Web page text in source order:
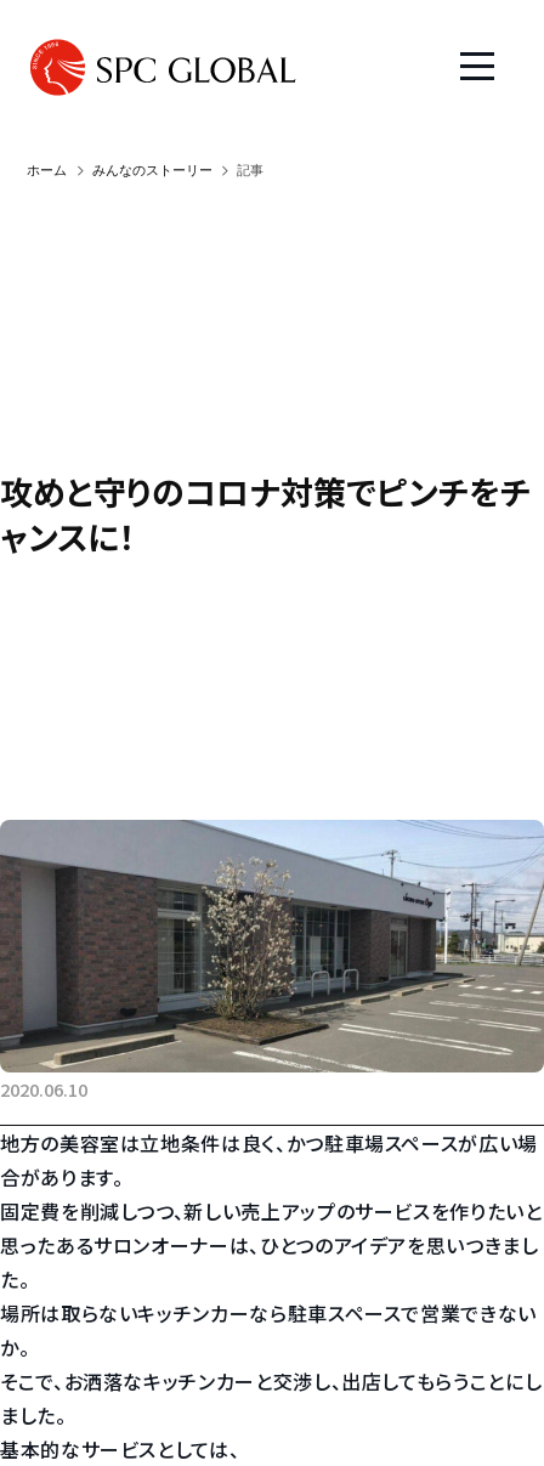
ホーム みんなのストーリー 記事
攻めと守りのコロナ対策でピンチをチ
ャンスに！
2020.06.10
地方の美容室は立地条件は良く、かつ駐車場スペースが広い場
合があります。
固定費を削減しつつ、新しい売上アップのサービスを作りたいと
思ったあるサロンオーナーは、ひとつのアイデアを思いつきまし
た。
場所は取らないキッチンカーなら駐車スペースで営業できない
か。
そこで、お洒落なキッチンカーと交渉し、出店してもらうことにし
ました。
基本的なサービスとしては、